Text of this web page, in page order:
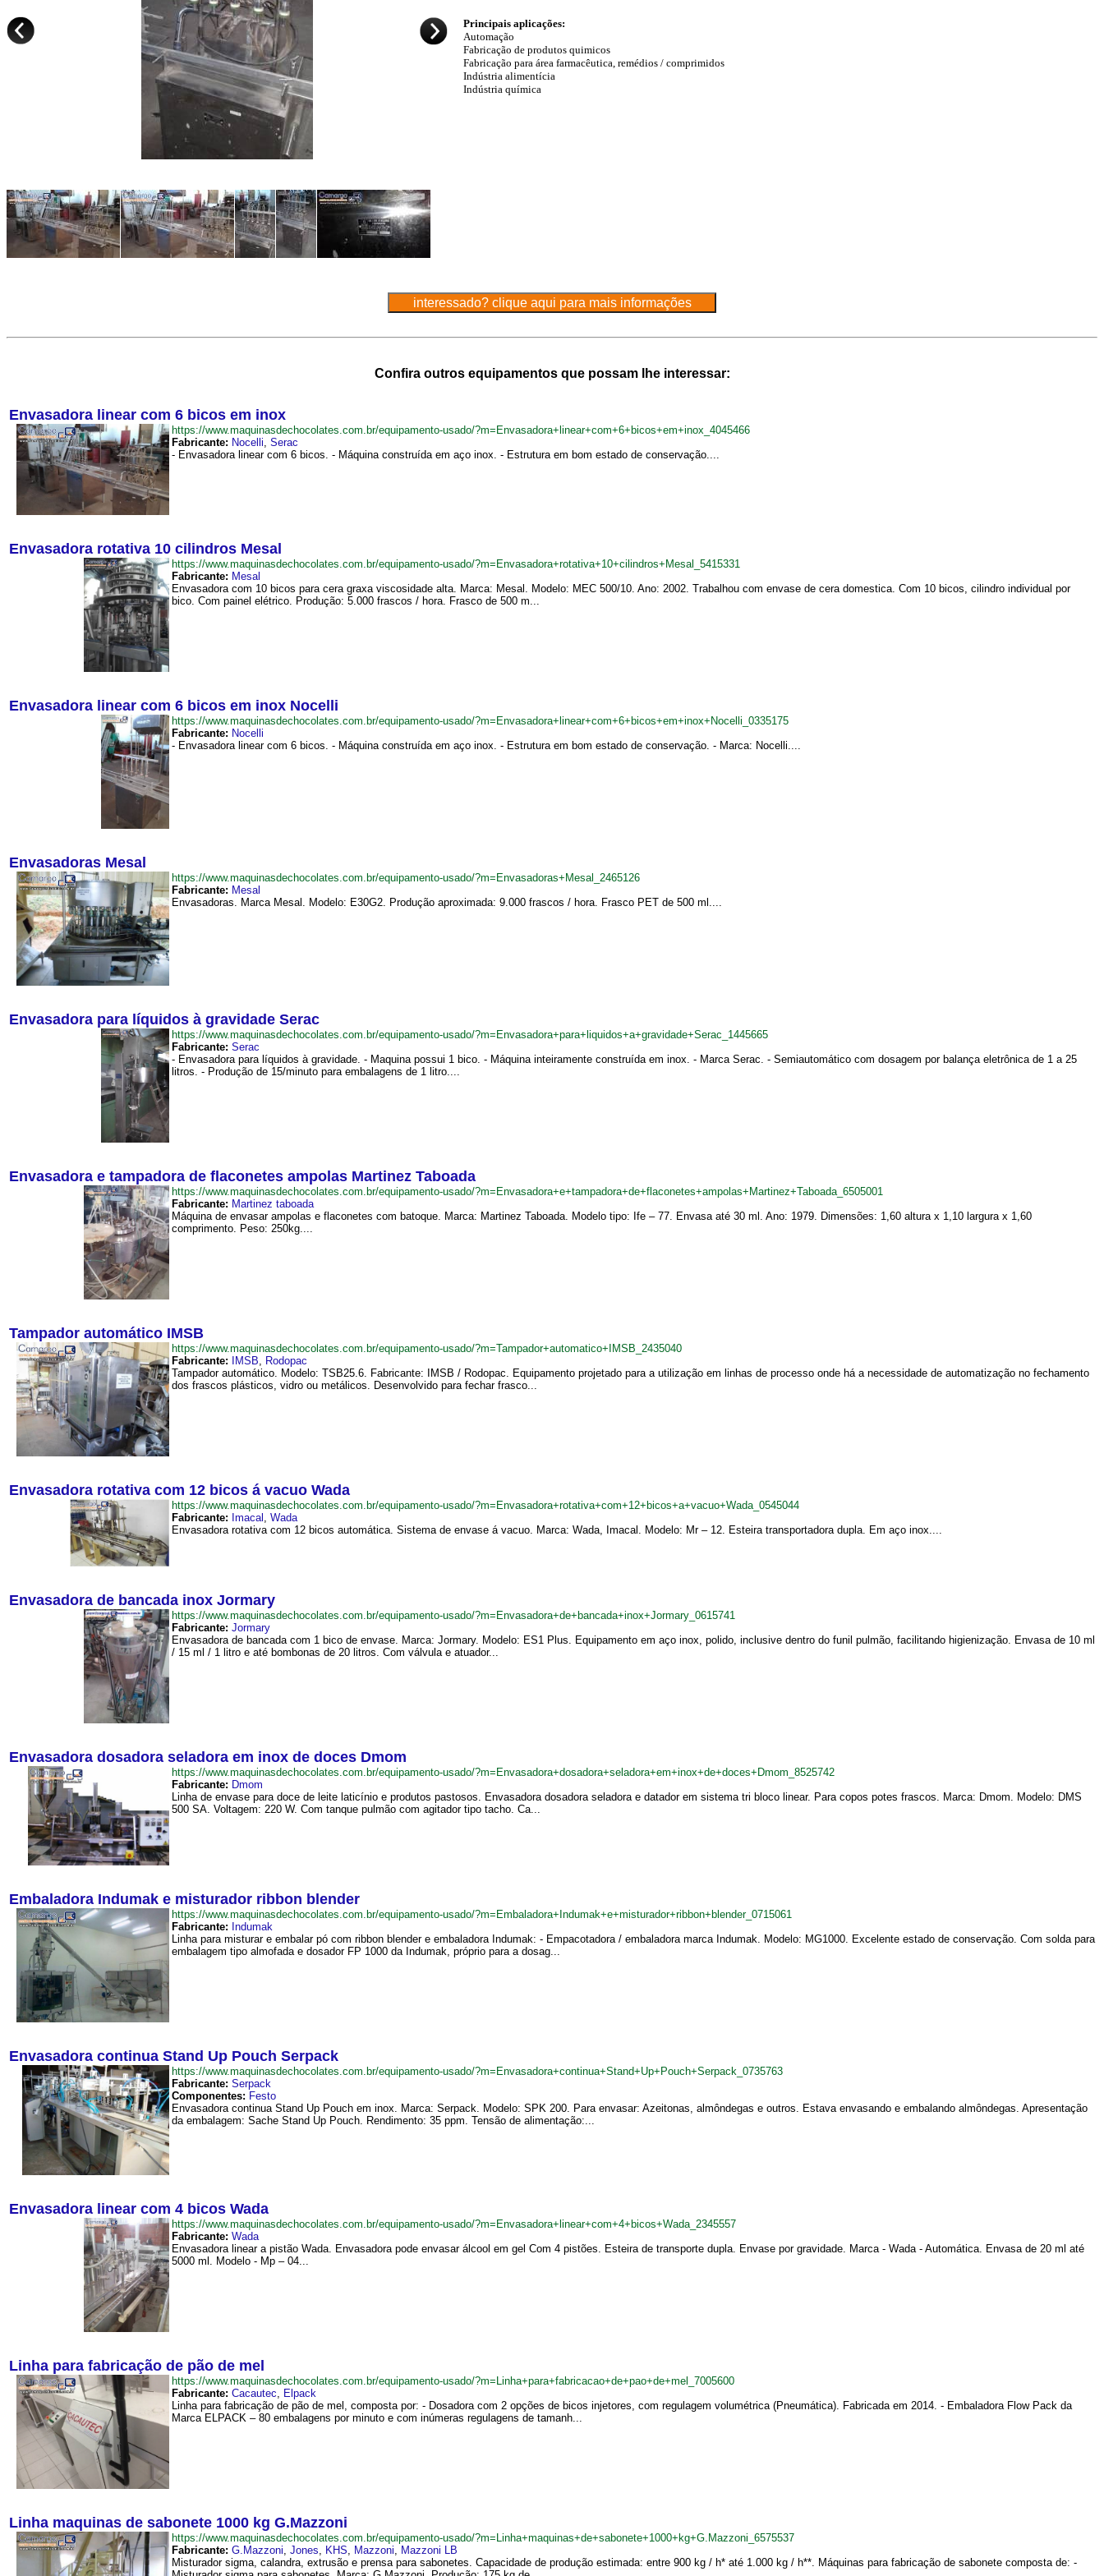
Principais aplicações:
Automação
Fabricação de produtos quimicos
Fabricação para área farmacêutica, remédios / comprimidos
Indústria alimentícia
Indústria química
Confira outros equipamentos que possam lhe interessar:
Envasadora linear com 6 bicos em inox
https://www.maquinasdechocolates.com.br/equipamento-usado/?m=Envasadora+linear+com+6+bicos+em+inox_4045466
Fabricante: Nocelli, Serac
- Envasadora linear com 6 bicos. - Máquina construída em aço inox. - Estrutura em bom estado de conservação....
Envasadora rotativa 10 cilindros Mesal
https://www.maquinasdechocolates.com.br/equipamento-usado/?m=Envasadora+rotativa+10+cilindros+Mesal_5415331
Fabricante: Mesal
Envasadora com 10 bicos para cera graxa viscosidade alta. Marca: Mesal. Modelo: MEC 500/10. Ano: 2002. Trabalhou com envase de cera domestica. Com 10 bicos, cilindro individual por
bico. Com painel elétrico. Produção: 5.000 frascos / hora. Frasco de 500 m...
Envasadora linear com 6 bicos em inox Nocelli
https://www.maquinasdechocolates.com.br/equipamento-usado/?m=Envasadora+linear+com+6+bicos+em+inox+Nocelli_0335175
Fabricante: Nocelli
- Envasadora linear com 6 bicos. - Máquina construída em aço inox. - Estrutura em bom estado de conservação. - Marca: Nocelli....
Envasadoras Mesal
https://www.maquinasdechocolates.com.br/equipamento-usado/?m=Envasadoras+Mesal_2465126
Fabricante: Mesal
Envasadoras. Marca Mesal. Modelo: E30G2. Produção aproximada: 9.000 frascos / hora. Frasco PET de 500 ml....
Envasadora para líquidos à gravidade Serac
https://www.maquinasdechocolates.com.br/equipamento-usado/?m=Envasadora+para+liquidos+a+gravidade+Serac_1445665
Fabricante: Serac
- Envasadora para líquidos à gravidade. - Maquina possui 1 bico. - Máquina inteiramente construída em inox. - Marca Serac. - Semiautomático com dosagem por balança eletrônica de 1 a 25
litros. - Produção de 15/minuto para embalagens de 1 litro....
Envasadora e tampadora de flaconetes ampolas Martinez Taboada
https://www.maquinasdechocolates.com.br/equipamento-usado/?m=Envasadora+e+tampadora+de+flaconetes+ampolas+Martinez+Taboada_6505001
Fabricante: Martinez taboada
Máquina de envasar ampolas e flaconetes com batoque. Marca: Martinez Taboada. Modelo tipo: Ife – 77. Envasa até 30 ml. Ano: 1979. Dimensões: 1,60 altura x 1,10 largura x 1,60
comprimento. Peso: 250kg....
Tampador automático IMSB
https://www.maquinasdechocolates.com.br/equipamento-usado/?m=Tampador+automatico+IMSB_2435040
Fabricante:
IMSB, Rodopac
Tampador automático. Modelo: TSB25.6. Fabricante: IMSB / Rodopac. Equipamento projetado para a utilização em linhas de processo onde há a necessidade de automatização no fechamento
dos frascos plásticos, vidro ou metálicos. Desenvolvido para fechar frasco...
Envasadora rotativa com 12 bicos á vacuo Wada
https://www.maquinasdechocolates.com.br/equipamento-usado/?m=Envasadora+rotativa+com+12+bicos+a+vacuo+Wada_0545044
Fabricante: Imacal , Wada
Envasadora rotativa com 12 bicos automática. Sistema de envase á vacuo. Marca: Wada, Imacal. Modelo: Mr – 12. Esteira transportadora dupla. Em aço inox....
Envasadora de bancada inox Jormary
https://www.maquinasdechocolates.com.br/equipamento-usado/?m=Envasadora+de+bancada+inox+Jormary_0615741
Fabricante: Jormary
Envasadora de bancada com 1 bico de envase. Marca: Jormary. Modelo: ES1 Plus. Equipamento em aço inox, polido, inclusive dentro do funil pulmão, facilitando higienização. Envasa de 10 ml
/ 15 ml / 1 litro e até bombonas de 20 litros. Com válvula e atuador...
Envasadora dosadora seladora em inox de doces Dmom
https://www.maquinasdechocolates.com.br/equipamento-usado/?m=Envasadora+dosadora+seladora+em+inox+de+doces+Dmom_8525742
Fabricante: Dmom
Linha de envase para doce de leite laticínio e produtos pastosos. Envasadora dosadora seladora e datador em sistema tri bloco linear. Para copos potes frascos. Marca: Dmom. Modelo: DMS
500 SA. Voltagem: 220 W. Com tanque pulmão com agitador tipo tacho. Ca...
Embaladora Indumak e misturador ribbon blender
https://www.maquinasdechocolates.com.br/equipamento-usado/?m=Embaladora+Indumak+e+misturador+ribbon+blender_0715061
Fabricante: Indumak
Linha para misturar e embalar pó com ribbon blender e embaladora Indumak: - Empacotadora / embaladora marca Indumak. Modelo: MG1000. Excelente estado de conservação. Com solda para
embalagem tipo almofada e dosador FP 1000 da Indumak, próprio para a dosag...
Envasadora continua Stand Up Pouch Serpack
https://www.maquinasdechocolates.com.br/equipamento-usado/?m=Envasadora+continua+Stand+Up+Pouch+Serpack_0735763
Fabricante: Serpack
Componentes: Festo
Envasadora continua Stand Up Pouch em inox. Marca: Serpack. Modelo: SPK 200. Para envasar: Azeitonas, almôndegas e outros. Estava envasando e embalando almôndegas. Apresentação
da embalagem: Sache Stand Up Pouch. Rendimento: 35 ppm. Tensão de alimentação:...
Envasadora linear com 4 bicos Wada
https://www.maquinasdechocolates.com.br/equipamento-usado/?m=Envasadora+linear+com+4+bicos+Wada_2345557
Fabricante: Wada
Envasadora linear a pistão Wada. Envasadora pode envasar álcool em gel Com 4 pistões. Esteira de transporte dupla. Envase por gravidade. Marca - Wada - Automática. Envasa de 20 ml até
5000 ml. Modelo - Mp – 04...
Linha para fabricação de pão de mel
https://www.maquinasdechocolates.com.br/equipamento-usado/?m=Linha+para+fabricacao+de+pao+de+mel_7005600
Fabricante: Cacautec, Elpack
Linha para fabricação de pão de mel, composta por: - Dosadora com 2 opções de bicos injetores, com regulagem volumétrica (Pneumática). Fabricada em 2014. - Embaladora Flow Pack da
Marca ELPACK – 80 embalagens por minuto e com inúmeras regulagens de tamanh...
Linha maquinas de sabonete 1000 kg G.Mazzoni
https://www.maquinasdechocolates.com.br/equipamento-usado/?m=Linha+maquinas+de+sabonete+1000+kg+G.Mazzoni_6575537
Fabricante: G.Mazzoni, Jones, KHS, Mazzoni, Mazzoni LB
Misturador sigma, calandra, extrusão e prensa para sabonetes. Capacidade de produção estimada: entre 900 kg / h* até 1.000 kg / h**. Máquinas para fabricação de sabonete composta de: -